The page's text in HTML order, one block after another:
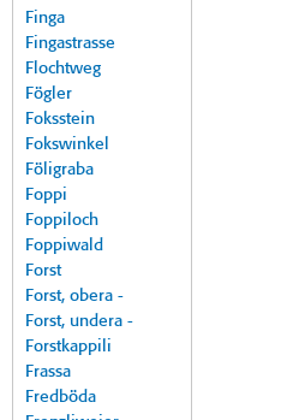
Finga
Fingastrasse
Flochtweg
Fögler
Foksstein
Fokswinkel
Föligraba
Foppi
Foppiloch
Foppiwald
Forst
Forst, obera -
Forst, undera -
Forstkappili
Frassa
Fredböda